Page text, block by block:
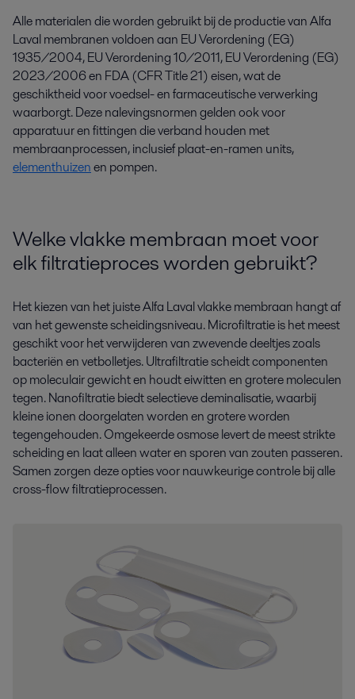
Alle materialen die worden gebruikt bij de productie van Alfa
Laval membranen voldoen aan EU Verordening (EG)
1935/2004, EU Verordening 10/2011, EU Verordening (EG)
2023/2006 en FDA (CFR Title 21) eisen, wat de
geschiktheid voor voedsel- en farmaceutische verwerking
waarborgt. Deze nalevingsnormen gelden ook voor
apparatuur en fittingen die verband houden met
membraanprocessen, inclusief plaat-en-ramen units,
elementhuizenen pompen.
Welke vlakke membraan moet voor
elk filtratieproces worden gebruikt?
Het kiezen van het juiste Alfa Laval vlakke membraan hangt af
van het gewenste scheidingsniveau. Microfiltratie is het meest
geschikt voor het verwijderen van zwevende deeltjes zoals
bacteriën en vetbolletjes. Ultrafiltratie scheidt componenten
op moleculair gewicht en houdt eiwitten en grotere moleculen
tegen. Nanofiltratie biedt selectieve deminalisatie, waarbij
kleine ionen doorgelaten worden en grotere worden
tegengehouden. Omgekeerde osmose levert de meest strikte
scheiding en laat alleen water en sporen van zouten passeren.
Samen zorgen deze opties voor nauwkeurige controle bij alle
cross-flow filtratieprocessen.